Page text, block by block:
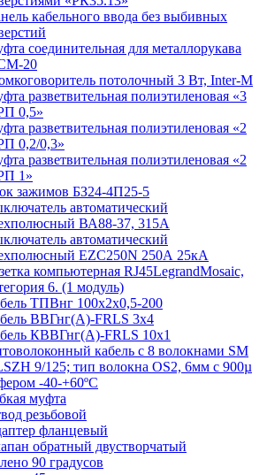
кабельного ввода без выбивных
соединительная для металлорукава
20
потолочный 3 Вт, Inter-M
разветвительная полиэтиленовая «3
0,5»
разветвительная полиэтиленовая «2
0,2/0,3»
разветвительная полиэтиленовая «2
1»
зажимов БЗ24-4П25-5
автоматический
ВА88-37, 315А
автоматический
EZC250N 250А 25кА
компьютерная RJ45LegrandMosaic,
6. (1 модуль)
ТПВнг 100х2х0,5-200
ВВГнг(А)-FRLS 3х4
КВВГнг(А)-FRLS 10х1
кабель с 8 волокнами SM
9/125; тип волокна OS2, 6мм с 900µ
-40-+60ºC
муфта
резьбовой
фланцевый
обратный двустворчатый
90 градусов